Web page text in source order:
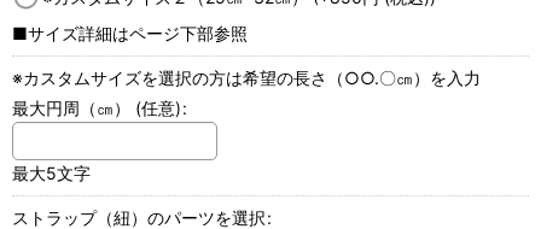
■サイズ詳細はページ下部参照
※カスタムサイズを選択の方は希望の長さ（○○.〇㎝）を入力
最大円周（㎝） (任意):
最大5文字
ストラップ（紐）のパーツを選択: